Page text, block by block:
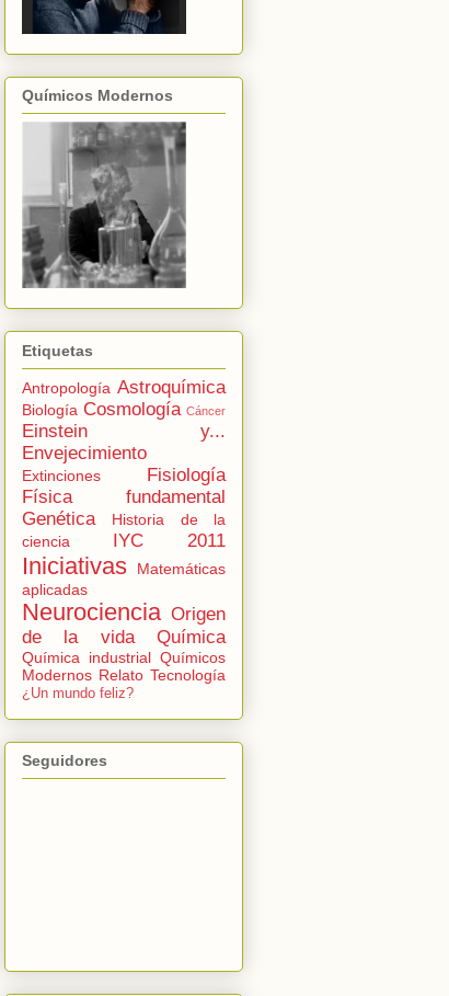
Químicos Modernos
Etiquetas
Antropología Astroquímica
Biología Cosmología Cáncer
Einstein y...
Envejecimiento
Extinciones
Fisiología
Física fundamental
Genética
Historia de la
ciencia
IYC 2011
Iniciativas
Matemáticas
aplicadas
Neurociencia Origen
de la vida
Química
Química industrial Químicos
Modernos Relato Tecnología
¿Un mundo feliz?
Seguidores